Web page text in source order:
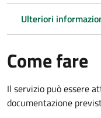
Ulteriori
Come fare
Il servizio può essere
documentazione